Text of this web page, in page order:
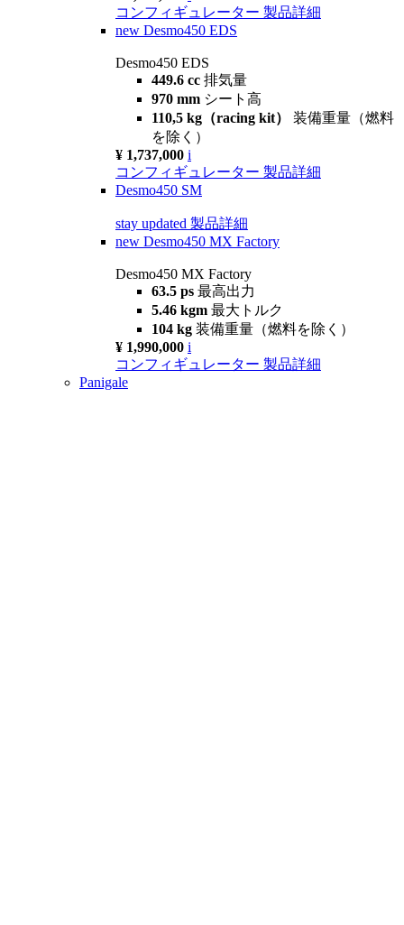
コンフィギュレーター 製品詳細
new Desmo450 EDS
Desmo450 EDS
449.6 cc 排気量
970 mm シート高
110,5 kg（racing kit） 装備重量（燃料
を除く）
¥ 1,737,000 i
コンフィギュレーター 製品詳細
Desmo450 SM
stay updated 製品詳細
new Desmo450 MX Factory
Desmo450 MX Factory
63.5 ps 最高出力
5.46 kgm 最大トルク
104 kg 装備重量（燃料を除く）
¥ 1,990,000 i
コンフィギュレーター 製品詳細
Panigale